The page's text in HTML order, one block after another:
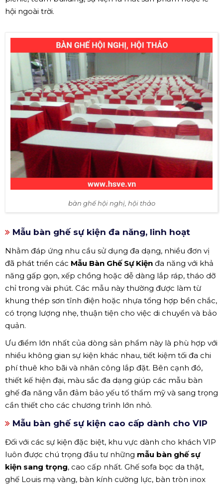
hội ngoài trời.
bàn ghế hội nghị, hội thảo
Mẫu bàn ghế sự kiện đa năng, linh hoạt
Nhằm đáp ứng nhu cầu sử dụng đa dạng, nhiều đơn vị
đã phát triển các Mẫu Bàn Ghế Sự Kiện đa năng với khả
năng gấp gọn, xếp chồng hoặc dễ dàng lắp ráp, tháo dỡ
chỉ trong vài phút. Các mẫu này thường được làm từ
khung thép sơn tĩnh điện hoặc nhựa tổng hợp bền chắc,
có trọng lượng nhẹ, thuận tiện cho việc di chuyển và bảo
quản.
Ưu điểm lớn nhất của dòng sản phẩm này là phù hợp với
nhiều không gian sự kiện khác nhau, tiết kiệm tối đa chi
phí thuê kho bãi và nhân công lắp đặt. Bên cạnh đó,
thiết kế hiện đại, màu sắc đa dạng giúp các mẫu bàn
ghế đa năng vẫn đảm bảo yếu tố thẩm mỹ và sang trọng
cần thiết cho các chương trình lớn nhỏ.
Mẫu bàn ghế sự kiện cao cấp dành cho VIP
Đối với các sự kiện đặc biệt, khu vực dành cho khách VIP
luôn được chú trọng đầu tư những mẫu bàn ghế sự
kiện sang trọng, cao cấp nhất. Ghế sofa bọc da thật,
ghế Louis mạ vàng, bàn kính cường lực, bàn tròn inox